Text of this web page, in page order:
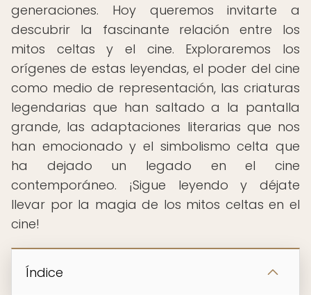
generaciones. Hoy queremos invitarte a
descubrir la fascinante relación entre los
mitos celtas y el cine. Exploraremos los
orígenes de estas leyendas, el poder del cine
como medio de representación, las criaturas
legendarias que han saltado a la pantalla
grande, las adaptaciones literarias que nos
han emocionado y el simbolismo celta que
ha dejado un legado en el cine
contemporáneo. ¡Sigue leyendo y déjate
llevar por la magia de los mitos celtas en el
cine!
Índice